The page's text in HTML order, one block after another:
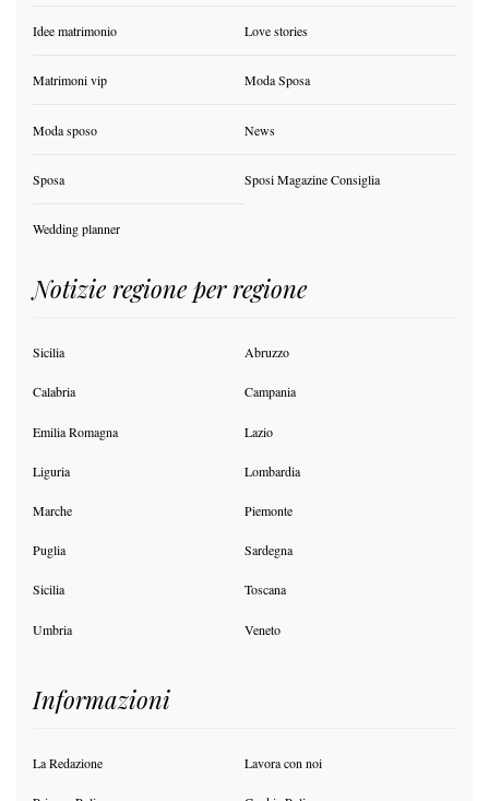
Idee matrimonio Love stories
Matrimoni vip Moda Sposa
Moda sposo News
Sposa Sposi Magazine Consiglia
Wedding planner
Notizie regione per regione
Sicilia Abruzzo
Calabria Campania
Emilia Romagna Lazio
Liguria Lombardia
Marche Piemonte
Puglia Sardegna
Sicilia Toscana
Umbria Veneto
Informazioni
La Redazione Lavora con noi